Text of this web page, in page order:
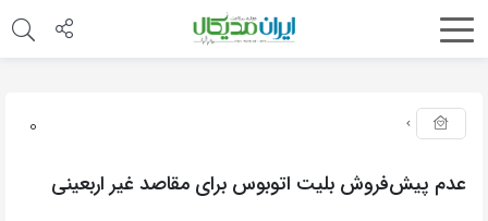
0
عدم پیش‌فروش بلیت اتوبوس برای مقاصد غیر اربعینی